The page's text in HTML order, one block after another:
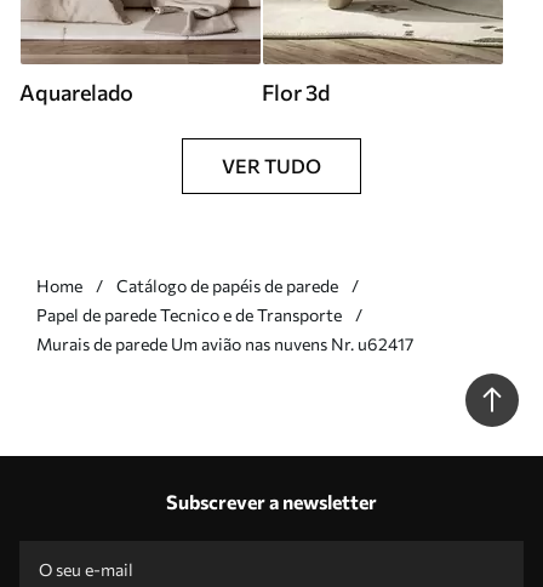
Aquarelado Flor 3d
VER TUDO
Home
Catálogo de papéis de parede
Papel de parede Tecnico e de Transporte
Murais de parede Um avião nas nuvens Nr. u62417
Subscrever a newsletter